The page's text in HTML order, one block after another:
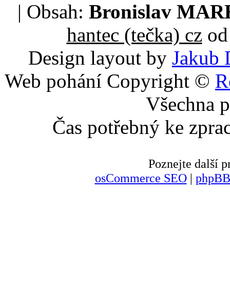
| Obsah: Bronislav
hantec (tečka) czod
Design layout by Jakub
Web pohání Copyright ©
Všechna
Čas potřebný ke
Poznejte další
osCommerce SEO|